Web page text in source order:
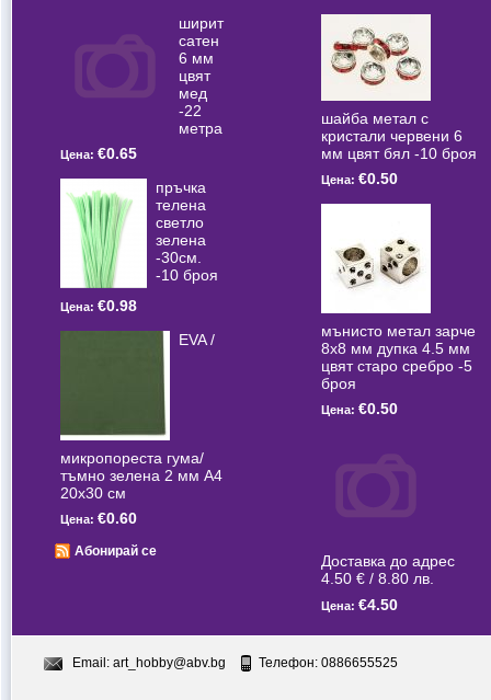
ширит
сатен
6 мм
цвят
мед
-22
метра
Цена: €0.65
пръчка
телена
светлo
зелена
-30см.
-10 броя
Цена: €0.98
EVA /
микропореста гума/
тъмно зелена 2 мм А4
20x30 см
Цена: €0.60
Абонирай се
шайба метал с
кристали червени 6
мм цвят бял -10 броя
Цена: €0.50
мънисто метал зарче
8x8 мм дупка 4.5 мм
цвят старо сребро -5
броя
Цена: €0.50
Доставка до адрес
4.50 € / 8.80 лв.
Цена: €4.50
Email: art_hobby@abv.bg Телефон: 0886655525